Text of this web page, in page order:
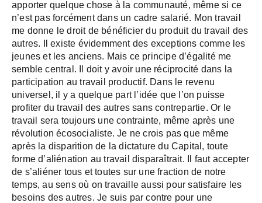
apporter quelque chose à la communauté, même si ce
n’est pas forcément dans un cadre salarié. Mon travail
me donne le droit de bénéficier du produit du travail des
autres. Il existe évidemment des exceptions comme les
jeunes et les anciens. Mais ce principe d’égalité me
semble central. Il doit y avoir une réciprocité dans la
participation au travail productif. Dans le revenu
universel, il y a quelque part l’idée que l’on puisse
profiter du travail des autres sans contrepartie. Or le
travail sera toujours une contrainte, même après une
révolution écosocialiste. Je ne crois pas que même
après la disparition de la dictature du Capital, toute
forme d’aliénation au travail disparaîtrait. Il faut accepter
de s’aliéner tous et toutes sur une fraction de notre
temps, au sens où on travaille aussi pour satisfaire les
besoins des autres. Je suis par contre pour une